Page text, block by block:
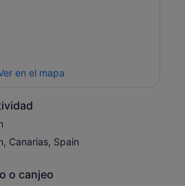
en el mapa
Canarias, Spain
o canjeo